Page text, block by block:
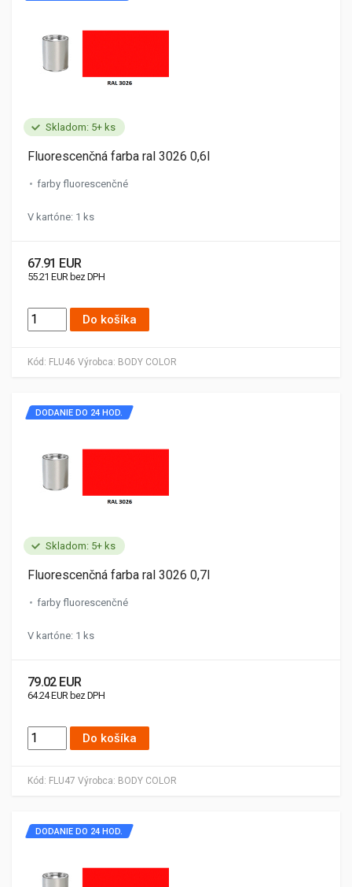
Skladom: 5+ ks
Kód: FLU46 Výrobca: BODY COLOR
Fluorescenčná farba ral 3026 0,6l
farby fluorescenčné
V kartóne: 1 ks
67.91 EUR
55.21 EUR bez DPH
Do košíka
Skladom: 5+ ks
Kód: FLU47 Výrobca: BODY COLOR
DODANIE DO 24 HOD.
Fluorescenčná farba ral 3026 0,7l
farby fluorescenčné
V kartóne: 1 ks
79.02 EUR
64.24 EUR bez DPH
Do košíka
DODANIE DO 24 HOD.